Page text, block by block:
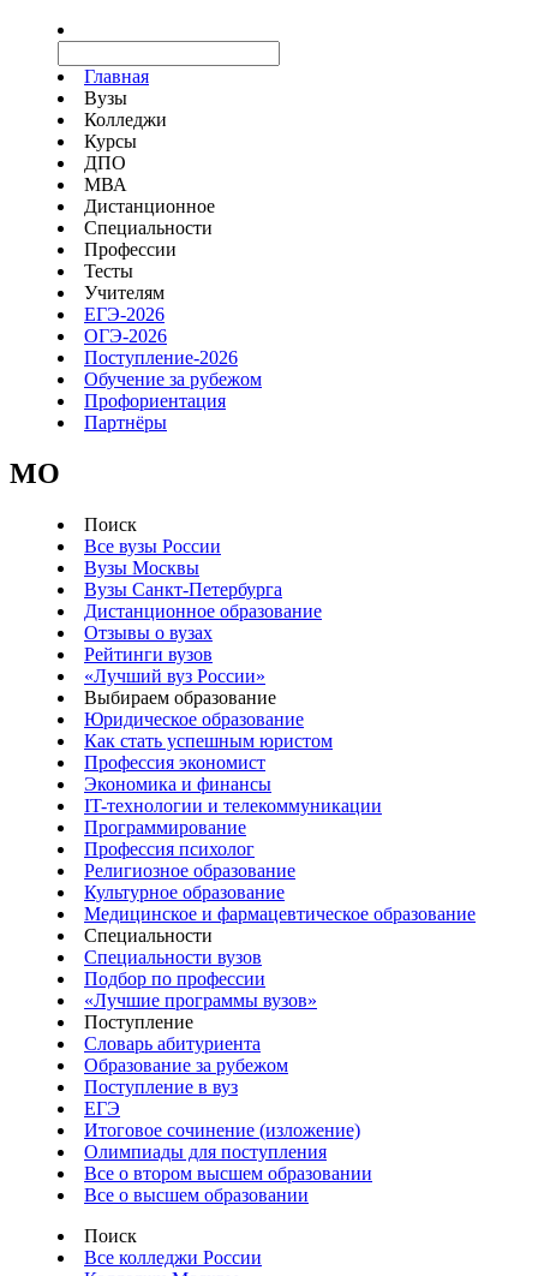
Главная
Вузы
Колледжи
Курсы
ДПО
МВА
Дистанционное
Специальности
Профессии
Тесты
Учителям
ЕГЭ-2026
ОГЭ-2026
Поступление-2026
Обучение за рубежом
Профориентация
Партнёры
MO
Поиск
Все вузы России
Вузы Москвы
Вузы Санкт-Петербурга
Дистанционное образование
Отзывы о вузах
Рейтинги вузов
«Лучший вуз России»
Выбираем образование
Юридическое образование
Как стать успешным юристом
Профессия экономист
Экономика и финансы
IT-технологии и телекоммуникации
Программирование
Профессия психолог
Религиозное образование
Культурное образование
Медицинское и фармацевтическое образование
Специальности
Специальности вузов
Подбор по профессии
«Лучшие программы вузов»
Поступление
Словарь абитуриента
Образование за рубежом
Поступление в вуз
ЕГЭ
Итоговое сочинение (изложение)
Олимпиады для поступления
Все о втором высшем образовании
Все о высшем образовании
Поиск
Все колледжи России